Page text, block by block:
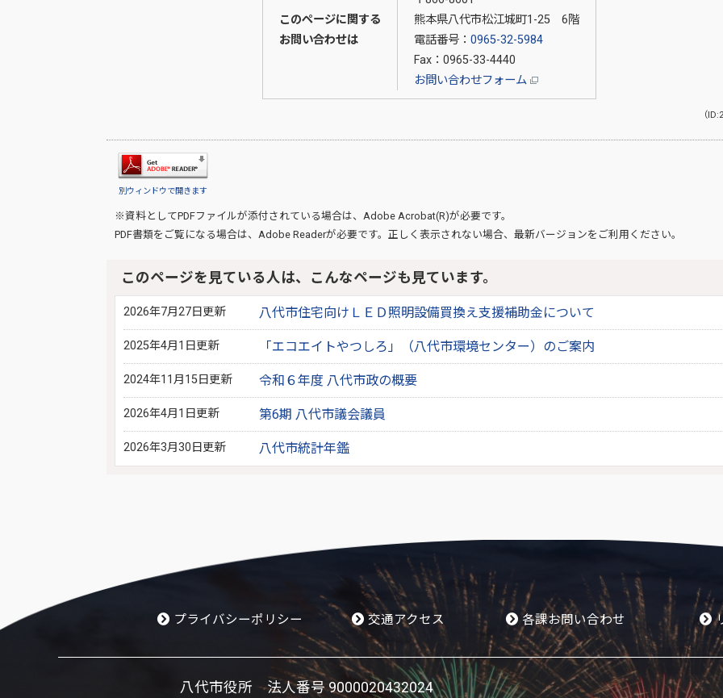
このページに関する
お問い合わせは
熊本県八代市松江城町1-25 6階
電話番号： 0965-32-5984
Fax：0965-33-4440
お問い合わせフォーム
（
別ウィンドウで開きます
※資料としてPDFファイルが添付されている場合は、 Adobe Acrobat(R)が必要です。
PDF書類をご覧になる場合は、 Adobe Readerが必要です。正しく表示されない場合、最新バージョンをご利用ください。
このページを見ている人は、こんなページも見ています。
2026年7月27日更新 八代市住宅向けＬＥＤ照明設備買換え支援補助金について
2025年4月1日更新 「エコエイトやつしろ」（八代市環境センター）のご案内
2024年11月15日更新 令和６年度 八代市政の概要
2026年4月1日更新 第6期 八代市議会議員
2026年3月30日更新 八代市統計年鑑
プライバシーポリシー 交通アクセス 各課お問い合わせ
八代市役所 法人番号 9000020432024